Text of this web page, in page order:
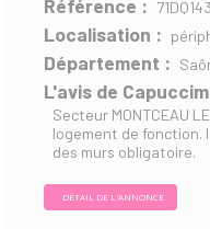
Référence :
Localisation :
Département :
L'avis de
Secteur MONTCEAU
logement de fonction.
des murs obligatoire.
DÉTAIL DE L'ANNONCE